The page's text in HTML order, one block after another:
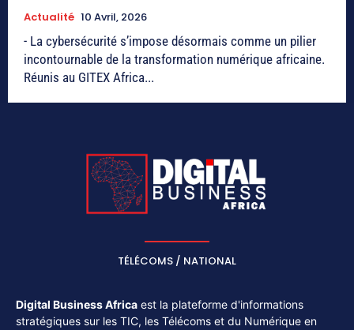
Actualité 10 Avril, 2026
- La cybersécurité s’impose désormais comme un pilier
incontournable de la transformation numérique africaine.
Réunis au GITEX Africa...
TÉLÉCOMS / NATIONAL
Digital Business Africa est la plateforme d'informations
stratégiques sur les TIC, les Télécoms et du Numérique en